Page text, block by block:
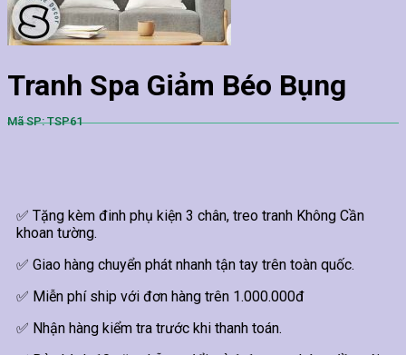
Tranh Spa Giảm Béo Bụng
Mã SP: TSP61
✅ Tặng kèm đinh phụ kiện 3 chân, treo tranh Không Cần
khoan tường.
✅ Giao hàng chuyển phát nhanh tận tay trên toàn quốc.
✅ Miễn phí ship với đơn hàng trên 1.000.000đ
✅ Nhận hàng kiểm tra trước khi thanh toán.